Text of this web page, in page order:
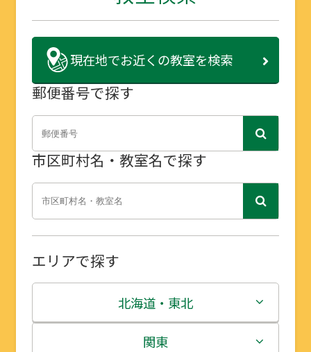
現在地でお近くの教室を検索
郵便番号で探す
市区町村名・教室名で探す
エリアで探す
北海道・東北
北海道
関東